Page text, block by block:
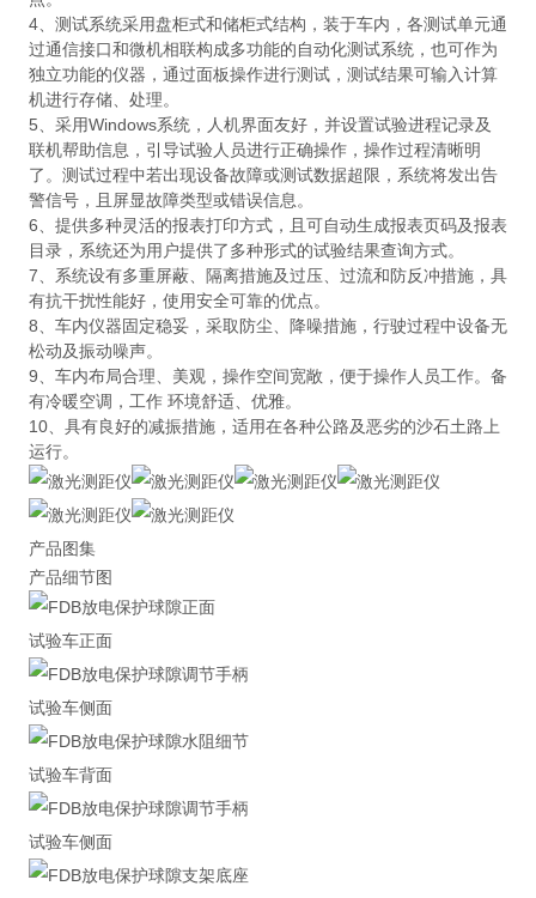
4、测试系统采用盘柜式和储柜式结构，装于车内，各测试单元通
过通信接口和微机相联构成多功能的自动化测试系统，也可作为
独立功能的仪器，通过面板操作进行测试，测试结果可输入计算
机进行存储、处理。
5、采用Windows系统，人机界面友好，并设置试验进程记录及
联机帮助信息，引导试验人员进行正确操作，操作过程清晰明
了。测试过程中若出现设备故障或测试数据超限，系统将发出告
警信号，且屏显故障类型或错误信息。
6、提供多种灵活的报表打印方式，且可自动生成报表页码及报表
目录，系统还为用户提供了多种形式的试验结果查询方式。
7、系统设有多重屏蔽、隔离措施及过压、过流和防反冲措施，具
有抗干扰性能好，使用安全可靠的优点。
8、车内仪器固定稳妥，采取防尘、降噪措施，行驶过程中设备无
松动及振动噪声。
9、车内布局合理、美观，操作空间宽敞，便于操作人员工作。备
有冷暖空调，工作 环境舒适、优雅。
10、具有良好的减振措施，适用在各种公路及恶劣的沙石土路上
运行。
产品图集
产品细节图
试验车正面
试验车侧面
试验车背面
试验车侧面